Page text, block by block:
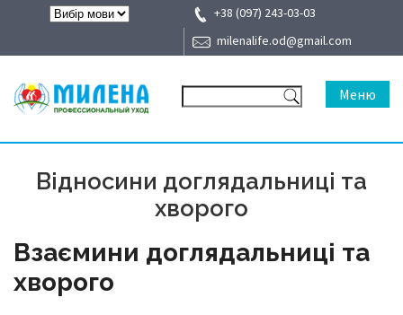
+38 (097) 243-03-03
milenalife.od@gmail.com
Меню
Відносини доглядальниці та
хворого
Взаємини доглядальниці та
хворого